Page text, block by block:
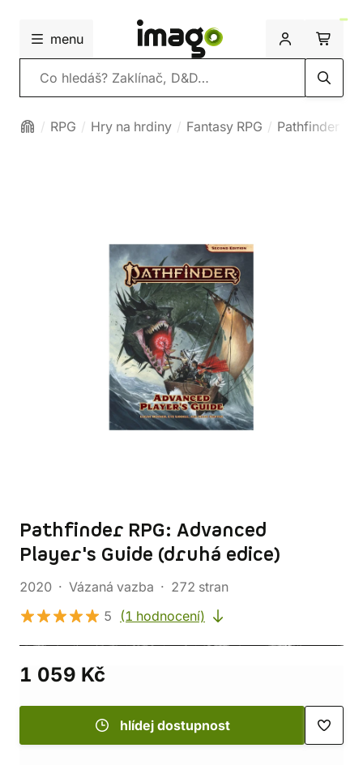
menu
Vyhledávání
RPG Hry na hrdiny Fantasy RPG Pathfinder 2e
Pathfinder RPG: Advanced
Player's Guide (druhá edice)
2020 Vázaná vazba
272 stran
5
(1 hodnocení)
1 059 Kč
hlídej dostupnost